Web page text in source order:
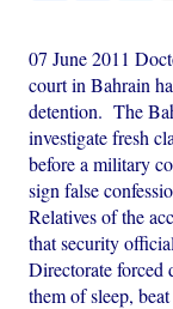
07 June 2011
court in Bahrain
detention. The
investigate fresh
before a military
sign false
Relatives of the
that security
Directorate forced
them of sleep,